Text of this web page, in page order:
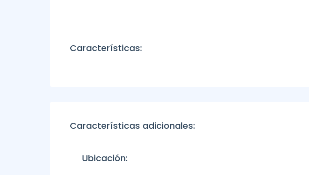
Características:
Características adicionales:
Ubicación: